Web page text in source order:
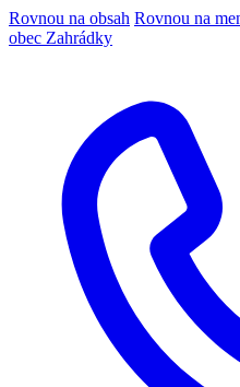
Rovnou na obsah Rovnou na
obec Zahrádky